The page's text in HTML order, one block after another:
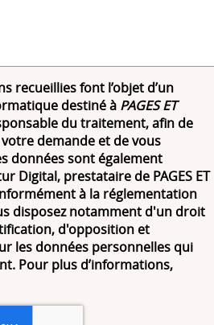
recueillies font l’objet d’un
destiné àPAGES ET
du traitement, afin de
demande et de vous
données sont également
Digital, prestataire de PAGES ET
à la réglementation
disposez notamment d'un droit
d'opposition et
les données personnelles qui
Pour plus d’informations,